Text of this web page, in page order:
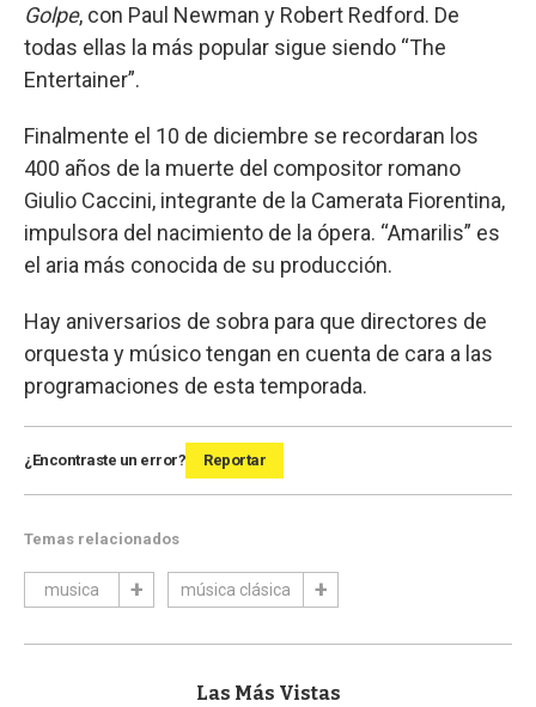
Golpe, con Paul Newman y Robert Redford. De
todas ellas la más popular sigue siendo “The
Entertainer”.
Finalmente el 10 de diciembre se recordaran los
400 años de la muerte del compositor romano
Giulio Caccini, integrante de la Camerata Fiorentina,
impulsora del nacimiento de la ópera. “Amarilis” es
el aria más conocida de su producción.
Hay aniversarios de sobra para que directores de
orquesta y músico tengan en cuenta de cara a las
programaciones de esta temporada.
¿Encontraste un error? Reportar
Temas relacionados
musica música clásica
Las Más Vistas